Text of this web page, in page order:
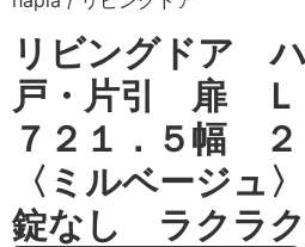
リビングドア
戸・片引 扉 Ｌ
７２１．５幅
〈ミルベージ
錠なし ラクラク